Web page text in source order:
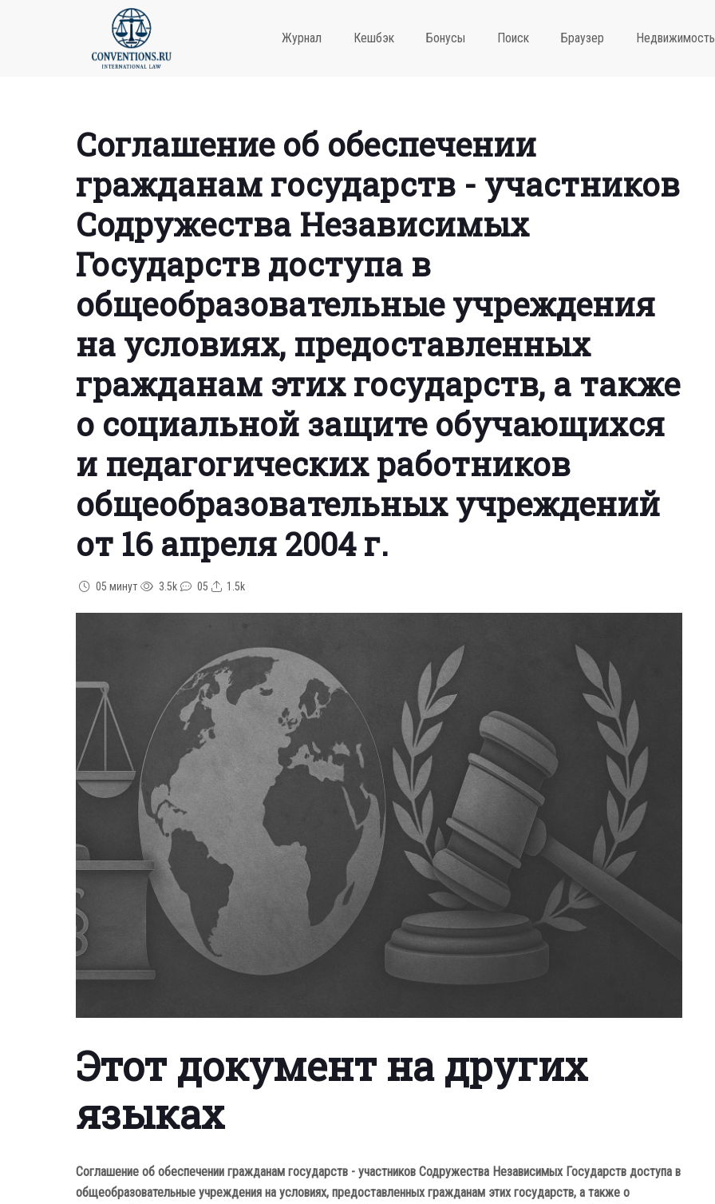
Журнал Кешбэк Бонусы Поиск Браузер Недвижимость
Соглашение об обеспечении
гражданам государств - участников
Содружества Независимых
Государств доступа в
общеобразовательные учреждения
на условиях, предоставленных
гражданам этих государств, а также
о социальной защите обучающихся
и педагогических работников
общеобразовательных учреждений
от 16 апреля 2004 г.
05 минут 3.5k 05 1.5k
Этот документ на других
языках
Соглашение об обеспечении гражданам государств - участников Содружества Независимых Государств доступа в
общеобразовательные учреждения на условиях, предоставленных гражданам этих государств, а также о